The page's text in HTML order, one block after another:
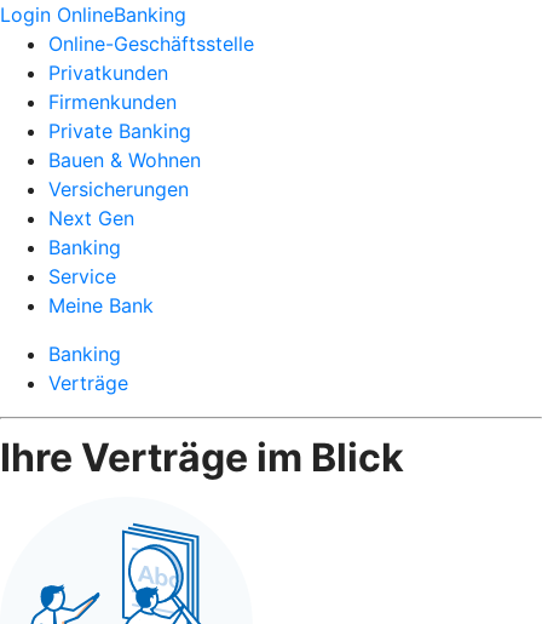
Login OnlineBanking
Online-Geschäftsstelle
Privatkunden
Firmenkunden
Private Banking
Bauen & Wohnen
Versicherungen
Next Gen
Banking
Service
Meine Bank
Banking
Verträge
Ihre Verträge im Blick